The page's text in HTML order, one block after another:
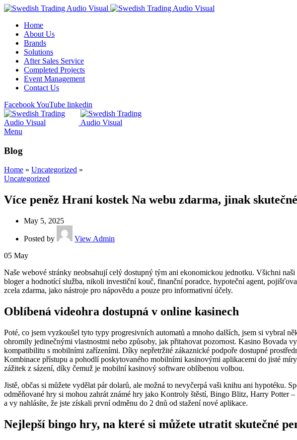
Home
About Us
Brands
Solutions
After Sales Service
Completed Projects
Event Management
Contact Us
FacebookYouTube linkedin
Menu
Blog
Home » Uncategorized »
Uncategorized
Více peněz Hraní kostek Na webu zdarma, jinak
May 5, 2025
Posted by
View Admin
05 May
Naše webové stránky neobsahují celý dostupný tým ani ekonomickou jednotku. Všichni
bloger a hodnotící služba, nikoli investiční kouč, finanční poradce, hypoteční agent,
zcela zdarma, jako nástroje pro nápovědu a pouze pro informativní účely.
Oblíbená videohra dostupná v online kasinech
Poté, co jsem vyzkoušel tyto typy progresivních automatů a mnoho dalších, jsem si
ohromily jedinečnými vlastnostmi nebo způsoby, jak přitahovat pozornost. Kasino Bovada
kompatibilitu s mobilními zařízeními. Díky nepřetržité zákaznické podpoře dostupné
Kombinace přístupu a pohodlí poskytovaného mobilními kasinovými aplikacemi do jisté
zážitek z sázení, díky čemuž je mobilní kasinový software oblíbenou volbou.
Jistě, občas si můžete vydělat pár dolarů, ale možná to nevyčerpá vaši knihu ani hypotéku.
odměňované hry si mohou zahrát známé hry jako Kontroly štěstí, Bingo Blitz, Harry Potter
a vy nahlásíte, že jste získali první odměnu do 2 dnů od stažení nové aplikace.
Nejlepší bingo hry, na které si můžete utratit skutečné